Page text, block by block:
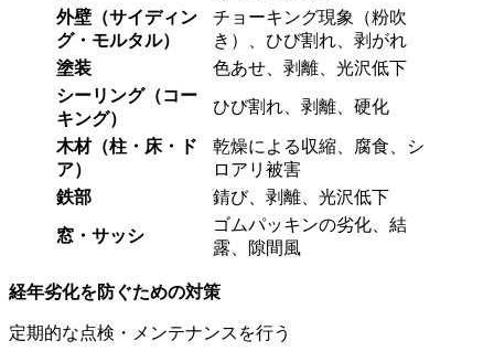
外壁（サイディン
グ・モルタル）
チョーキング現象（粉吹
き）、ひび割れ、剥がれ
塗装
色あせ、剥離、光沢低下
シーリング（コー
キング）
ひび割れ、剥離、硬化
木材（柱・床・ド
ア）
乾燥による収縮、腐食、シ
ロアリ被害
鉄部
錆び、剥離、光沢低下
窓・サッシ
ゴムパッキンの劣化、結
露、隙間風
経年劣化を防ぐための対策
定期的な点検・メンテナンスを行う